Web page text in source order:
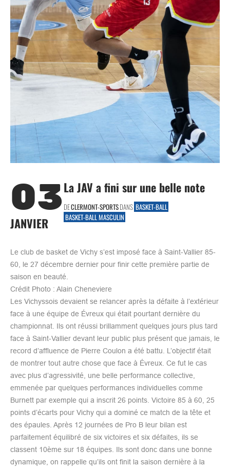
03
JANVIER
La JAV a fini sur une belle note
DECLERMONT-SPORTSDANS BASKET-BALL
BASKET-BALL MASCULIN
Le club de basket de Vichy s’est imposé face à Saint-Vallier 85-
60, le 27 décembre dernier pour finir cette première partie de
saison en beauté.
Crédit Photo : Alain Cheneviere
Les Vichyssois devaient se relancer après la défaite à l’extérieur
face à une équipe de Évreux qui était pourtant dernière du
championnat. Ils ont réussi brillamment quelques jours plus tard
face à Saint-Vallier devant leur public plus présent que jamais, le
record d’affluence de Pierre Coulon a été battu. L’objectif était
de montrer tout autre chose que face à Évreux. Ce fut le cas
avec plus d’agressivité, une belle performance collective,
emmenée par quelques performances individuelles comme
Burnett par exemple qui a inscrit 26 points. Victoire 85 à 60, 25
points d’écarts pour Vichy qui a dominé ce match de la tête et
des épaules. Après 12 journées de Pro B leur bilan est
parfaitement équilibré de six victoires et six défaites, ils se
classent 10ème sur 18 équipes. Ils sont donc dans une bonne
dynamique, on rappelle qu’ils ont finit la saison dernière à la